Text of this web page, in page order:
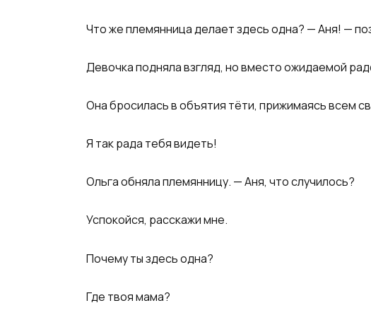
Что же племянница делает здесь одна? — Аня! —
Девочка подняла взгляд, но вместо ожидаемой
Она бросилась в объятия тёти, прижимаясь всем
Я так рада тебя видеть!
Ольга обняла племянницу. — Аня, что случилось?
Успокойся, расскажи мне.
Почему ты здесь одна?
Где твоя мама?